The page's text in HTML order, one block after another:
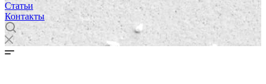
Статьи
Контакты